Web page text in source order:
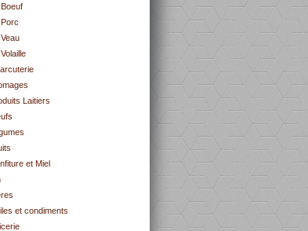
Boeuf
Porc
Veau
Volaille
Laitiers
et Miel
et condiments